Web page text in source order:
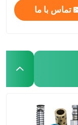
تماس با ما